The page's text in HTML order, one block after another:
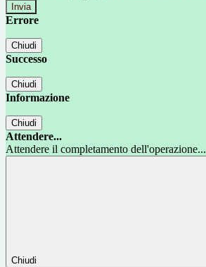
Errore
Chiudi
Successo
Chiudi
Informazione
Chiudi
Attendere...
Attendere il completamento dell'operazione...
Chiudi